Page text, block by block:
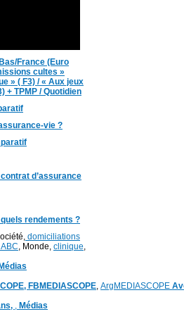
France (Euro
cultes »
» ( F3) / « Aux jeux
+ TPMP / Quotidien
vie ?
d’assurance
rendements ?
domiciliations
ABC , Monde, clinique
FBMEDIASCOPE ArgMEDIASCOPE
Médias